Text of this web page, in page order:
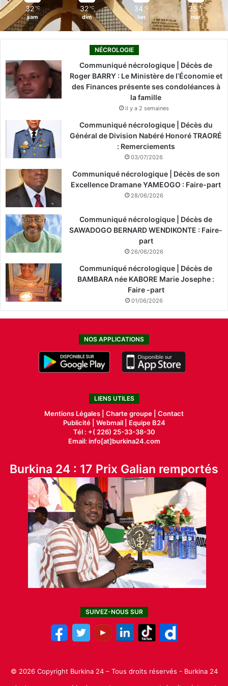
32 ℃
sam
32 ℃
dim
34 ℃
lun
35 ℃
mar
NÉCROLOGIE
Communiqué nécrologique | Décès de
Roger BARRY : Le Ministère de l’Économie et
des Finances présente ses condoléances à
la famille
il y a 2 semaines
Communiqué nécrologique | Décès du
Général de Division Nabéré Honoré TRAORÉ
: Remerciements
03/07/2026
Communiqué nécrologique | Décès de son
Excellence Dramane YAMEOGO : Faire-part
28/06/2026
Communiqué nécrologique | Décès de
SAWADOGO BERNARD WENDIKONTE : Faire-
part
26/06/2026
Communiqué nécrologique | Décès de
BAMBARA née KABORE Marie Josephe :
Faire -part
01/06/2026
NOS APPLICATIONS
LIENS UTILES
Mentions Légales | Charte groupe | Contact
Publicité| Webmail |
Equipe B24
Tél : +( 226) 25-33-38-30
Email: info[at]burkina24.com
Burkina 24 : 17 Prix Galian remportés
SUIVEZ-NOUS SUR
© 2026 Copyright Burkina 24 – Tous droits réservés - Burkina 24